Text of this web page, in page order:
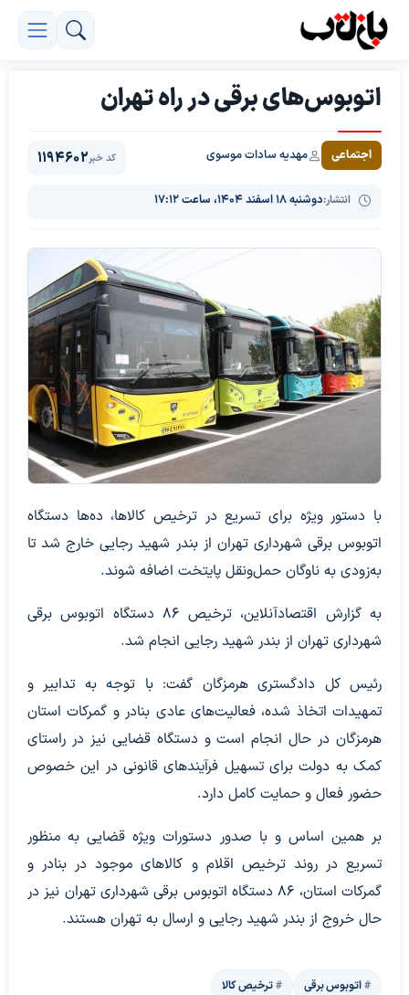
اتوبوس‌های برقی در راه تهران
اجتماعی مهدیه سادات موسوی
انتشار:دوشنبه ۱۸ اسفند ۱۴۰۴، ساعت ۱۷:۱۲
کد خبر1194602
با دستور ویژه برای تسریع در ترخیص کالاها، ده‌ها دستگاه
اتوبوس برقی شهرداری تهران از بندر شهید رجایی خارج شد تا
به‌زودی به ناوگان حمل‌ونقل پایتخت اضافه شوند.
به گزارش اقتصادآنلاین، ترخیص ۸۶ دستگاه اتوبوس برقی
شهرداری تهران از بندر شهید رجایی انجام شد.
رئیس کل دادگستری هرمزگان گفت: با توجه به تدابیر و
تمهیدات اتخاذ شده، فعالیت‌های عادی بنادر و گمرکات استان
هرمزگان در حال انجام است و دستگاه قضایی نیز در راستای
کمک به دولت برای تسهیل فرآیند‌های قانونی در این خصوص
حضور فعال و حمایت کامل دارد.
بر همین اساس و با صدور دستورات ویژه قضایی به منظور
تسریع در روند ترخیص اقلام و کالا‌های موجود در بنادر و
گمرکات استان، ۸۶ دستگاه اتوبوس برقی شهرداری تهران نیز در
حال خروج از بندر شهید رجایی و ارسال به تهران هستند.
اتوبوس برقی ترخیص کالا